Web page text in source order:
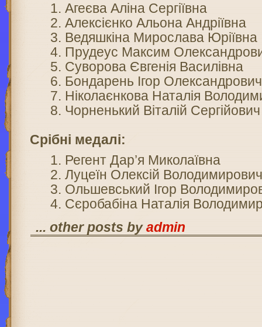
Агеєва Аліна Сергіївна
Алексієнко Альона Андріївна
Ведяшкіна Мирослава Юріївна
Прудеус Максим
Суворова Євгенія Василівна
Бондарень Ігор Олександрович
Ніколаєнкова Наталія
Чорненький Віталій Сергійович
Срібні медалі:
Регент Дар’я Миколаївна
Луцеїн Олексій
Ольшевський Ігор
Сєробабіна Наталія
... other posts byadmin